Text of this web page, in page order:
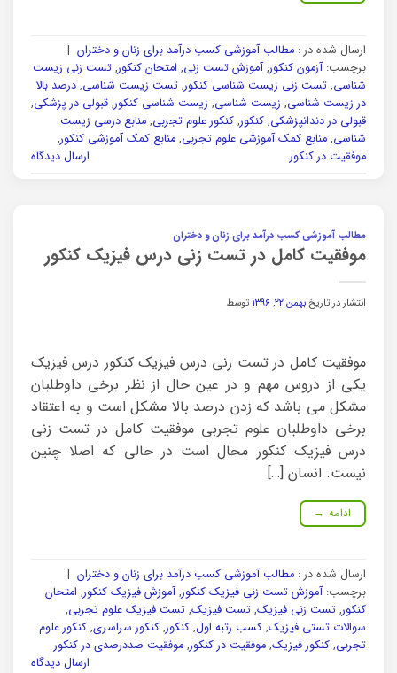
ارسال شده در : مطالب آموزشی کسب درآمد برای زنان و دختران |
برچسب:آزمون کنکور,آموزش تست زنی, امتحان کنکور, تست زنی زیست
شناسی, تست زنی زیست شناسی کنکور, تست زیست شناسی, درصد بالا
در زیست شناسی, زیست شناسی, زیست شناسی کنکور, قبولی در پزشکی,
قبولی در دندانپزشکی, کنکور, کنکور علوم تجربی, منابع درسی زیست
شناسی, منابع کمک آموزشی علوم تجربی, منابع کمک آموزشی کنکور,
موفقیت در کنکور
ارسال دیدگاه
مطالب آموزشی کسب درآمد برای زنان و دختران
موفقیت کامل در تست زنی درس فیزیک کنکور
انتشار در تاریخبهمن ۲۲, ۱۳۹۶ توسط
موفقیت کامل در تست زنی درس فیزیک کنکور درس فیزیک
یکی از دروس مهم و در عین حال از نظر برخی داوطلبان
مشکل می باشد که زدن درصد بالا مشکل است و به اعتقاد
برخی داوطلبان علوم تجربی موفقیت کامل در تست زنی
درس فیزیک کنکور محال است در حالی که اصلا چنین
نیست. انسان […]
ادامه →
ارسال شده در : مطالب آموزشی کسب درآمد برای زنان و دختران |
برچسب:آموزش تست زنی فیزیک کنکور,آموزش فیزیک کنکور, امتحان
کنکور, تست زنی فیزیک, تست فیزیک, تست فیزیک علوم تجربی,
سوالات تستی فیزیک, کسب رتبه اول, کنکور, کنکور سراسری, کنکور علوم
تجربی, کنکور فیزیک, موفقیت در کنکور, موفقیت صددرصدی در کنکور
ارسال دیدگاه